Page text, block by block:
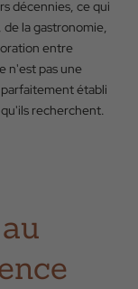
décennies, ce qui
la gastronomie,
entre
n'est pas une
établi
recherchent.